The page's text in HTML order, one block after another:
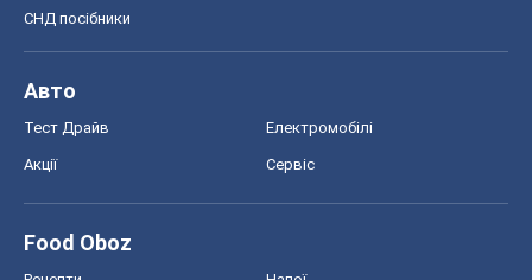
СНД посібники
Авто
Тест Драйв Електромобілі
Акції Сервіс
Food Oboz